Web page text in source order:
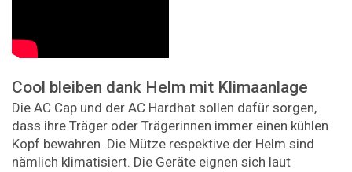
Cool bleiben dank Helm mit Klimaanlage
Die AC Cap und der AC Hardhat sollen dafür sorgen,
dass ihre Träger oder Trägerinnen immer einen kühlen
Kopf bewahren. Die Mütze respektive der Helm sind
nämlich klimatisiert. Die Geräte eignen sich laut